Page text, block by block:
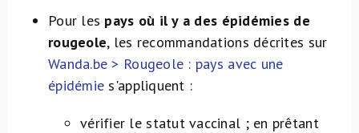
Pour les pays où il y a des épidémies de
rougeole, les recommandations décrites sur
Wanda.be > Rougeole : pays avec une
épidémie s'appliquent :
vérifier le statut vaccinal ; en prêtant